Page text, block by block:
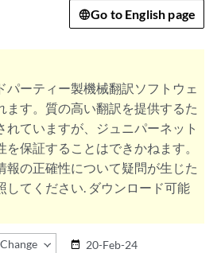
Go to English page
パーティー製機械翻訳ソフトウェ
ます。質の高い翻訳を提供するた
れていますが、ジュニパーネット
保証することはできかねます。
報の正確性について疑問が生じた
してください. ダウンロード可能
Change Release
date_range 20-Feb-24